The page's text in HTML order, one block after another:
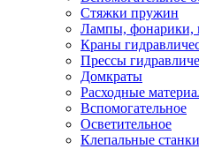
Стяжки пружин
Лампы, фонарики,
Краны
Прессы
Домкраты
Расходные
Вспомогательное
Осветительное
Клепальные